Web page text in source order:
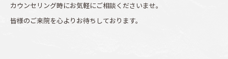
カウンセリング時にお気軽にご相談くださいませ。
皆様のご来院を心よりお待ちしております。